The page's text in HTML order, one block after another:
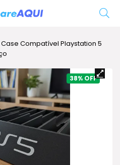
Compatível Playstation 5
38%